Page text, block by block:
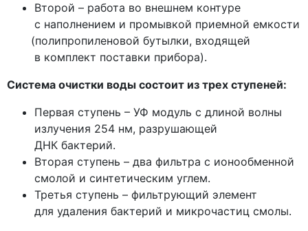
Второй – работа во внешнем контуре
с наполнением и промывкой приемной емкости
(полипропиленовой бутылки, входящей
в комплект поставки прибора).
Система очистки воды состоит из трех ступеней:
Первая ступень – УФ модуль с длиной волны
излучения 254 нм, разрушающей
ДНК бактерий.
Вторая ступень – два фильтра с ионообменной
смолой и синтетическим углем.
Третья ступень – фильтрующий элемент
для удаления бактерий и микрочастиц смолы.